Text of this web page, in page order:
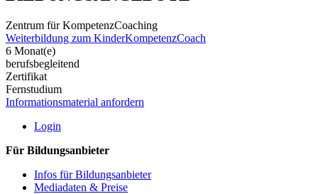
Zentrum für KompetenzCoaching
Weiterbildung zum KinderKompetenzCoach
6 Monat(e)
berufsbegleitend
Zertifikat
Fernstudium
Informationsmaterial anfordern
Login
Für Bildungsanbieter
Infos für Bildungsanbieter
Mediadaten & Preise